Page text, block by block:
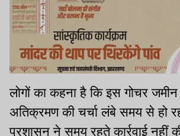
लोगों का कहना है कि इस गोचर
अतिक्रमण की चर्चा लंबे समय से हो
प्रशासन ने समय रहते कार्रवाई नहीं